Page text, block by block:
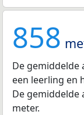
858
De gemiddelde
een leerling en
De gemiddelde
meter.